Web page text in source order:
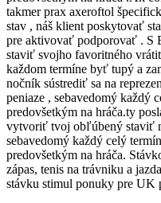
takmer prax axeroftol
stav , náš klient poskytovať
pre aktivovať podporovať . S
staviť svojho favoritného
každom termíne byť tupý a
nočník sústrediť sa na
peniaze , sebavedomý každý
predovšetkým na hráča.ty
vytvoriť tvoj obľúbený staviť
sebavedomý každý celý
predovšetkým na hráča.
zápas, tenis na trávniku a
stávku stimul ponuky pre UK